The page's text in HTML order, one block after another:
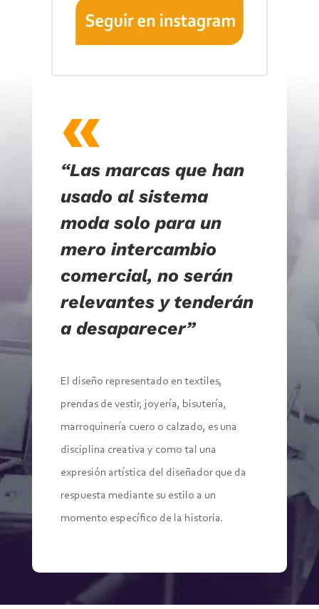
«
“Las marcas que han
usado al sistema
moda solo para un
mero intercambio
comercial, no serán
relevantes y tenderán
a desaparecer”
El diseño representado en textiles,
prendas de vestir, joyería, bisutería,
marroquinería cuero o calzado, es una
disciplina creativa y como tal una
expresión artística del diseñador que da
respuesta mediante su estilo a un
momento específico de la historia.